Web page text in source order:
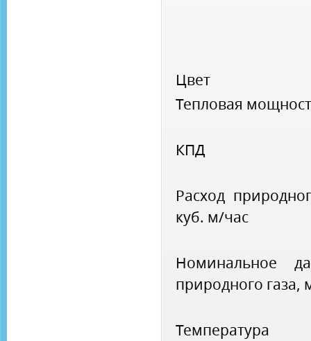
Цвет
Тепловая
КПД
Расход
куб. м/час
Номинальное
природного газа,
Температура